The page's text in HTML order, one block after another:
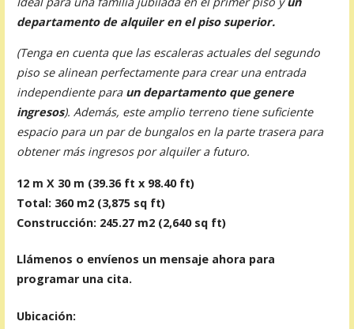
departamento de alquiler en el piso superior.
(Tenga en cuenta que las escaleras actuales del segundo
piso se alinean perfectamente para crear una entrada
independiente para un departamento que genere
ingresos). Además, este amplio terreno tiene suficiente
espacio para un par de bungalos en la parte trasera para
obtener más ingresos por alquiler a futuro.
12 m X 30 m (39.36 ft x 98.40 ft)
Total: 360 m2 (3,875 sq ft)
Construcción: 245.27 m2 (2,640 sq ft)
Llámenos o envíenos un mensaje ahora para
programar una cita.
Ubicación: